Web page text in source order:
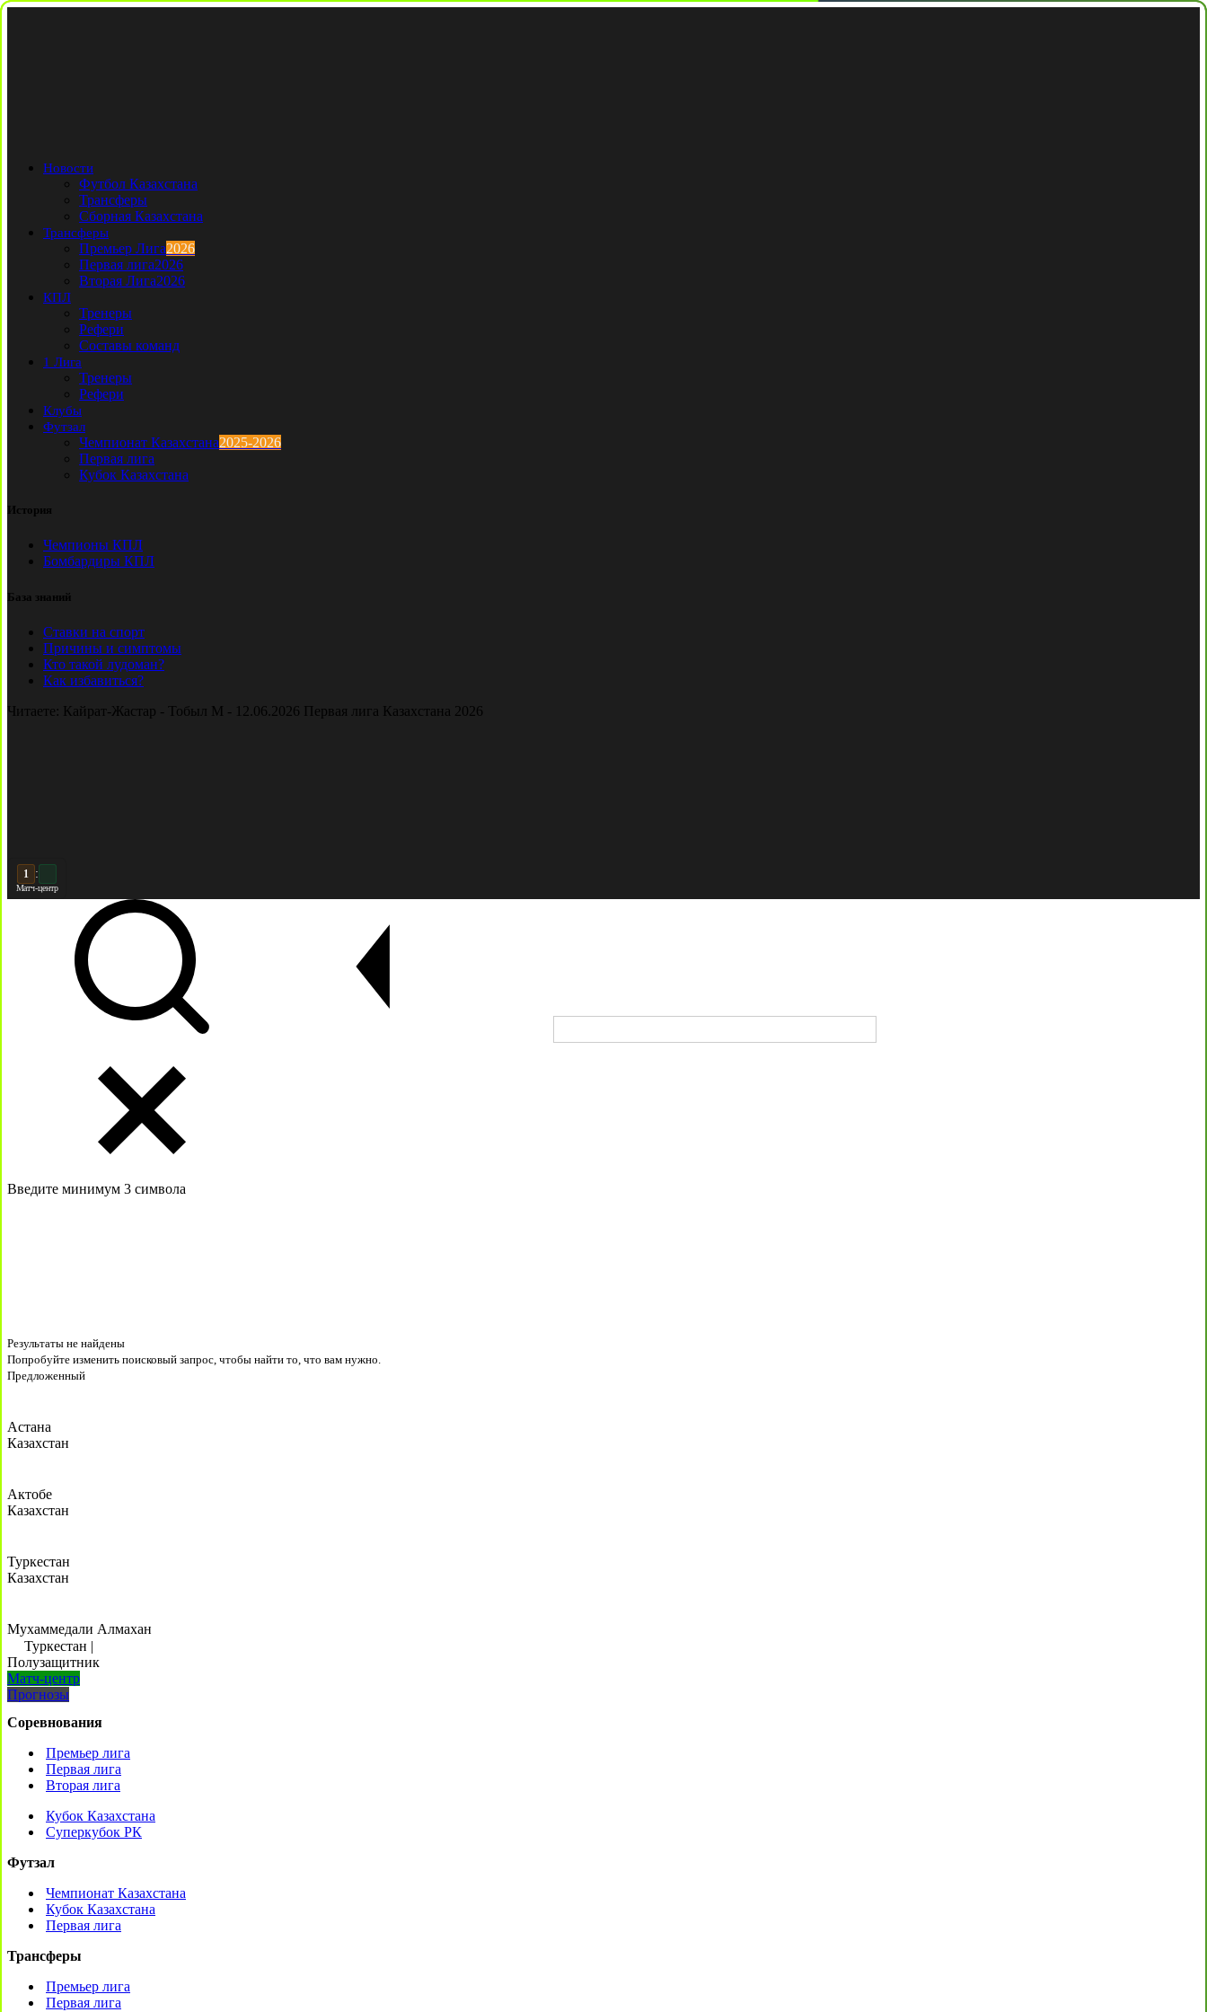
Новости
Футбол Казахстана
Трансферы
Сборная Казахстана
Трансферы
Премьер Лига2026
Первая лига2026
Вторая Лига2026
КПЛ
Тренеры
Рефери
Составы команд
1 Лига
Тренеры
Рефери
Клубы
Футзал
Чемпионат Казахстана2025-2026
Первая лига
Кубок Казахстана
История
Чемпионы КПЛ
Бомбардиры КПЛ
База знаний
Ставки на спорт
Причины и симптомы
Кто такой лудоман?
Как избавиться?
Читаете: Кайрат-Жастар - Тобыл М - 12.06.2026 Первая лига Казахстана 2026
2 :
Матч-центр
Введите минимум 3 символа
Результаты не найдены
Попробуйте изменить поисковый запрос, чтобы найти то, что вам нужно.
Предложенный
Астана
Казахстан
Актобе
Казахстан
Туркестан
Казахстан
Мухаммедали Алмахан
Туркестан |
Полузащитник
Матч-центр
Прогнозы
Соревнования
Премьер лига
Первая лига
Вторая лига
Кубок Казахстана
Суперкубок РК
Футзал
Чемпионат Казахстана
Кубок Казахстана
Первая лига
Трансферы
Премьер лига
Первая лига